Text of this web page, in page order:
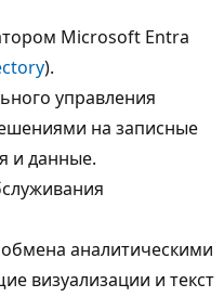
Microsoft Entra
).
управления
на записные
и данные.
аналитическими
визуализации и текст